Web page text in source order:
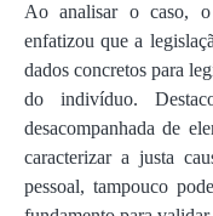
Ao analisar o caso,
enfatizou que a
dados concretos para
do indivíduo.
desacompanhada de
caracterizar a justa
pessoal, tampouco